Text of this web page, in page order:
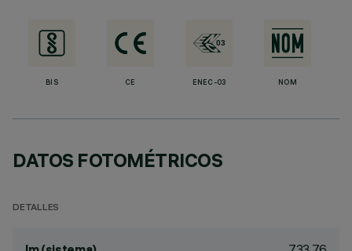
BIS CE ENEC-03 NOM
DATOS FOTOMÉTRICOS
DETALLES